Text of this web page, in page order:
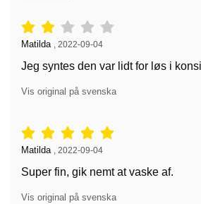
Anmeldelser: 2 stjerne af 5,
Anmeldelser af:
Matilda 2022-09-04
Jeg syntes den var lidt for løs i
Vis original på svenska
Anmeldelser: 5 stjerne af 5,
Anmeldelser af:
Matilda 2022-09-04
Super fin, gik nemt at vaske af.
Vis original på svenska